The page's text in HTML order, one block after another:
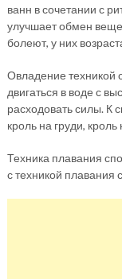
ванн в сочетании с
улучшает обмен
болеют, у них
Овладение техникой
двигаться в воде с
расходовать силы. К
кроль на груди,
Техника плавания
с техникой плавания